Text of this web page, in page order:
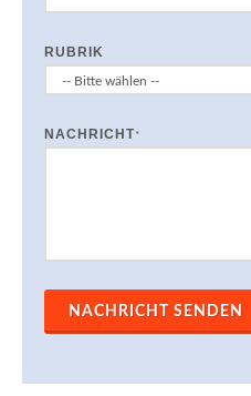
RUBRIK
NACHRICHT*
NACHRICHT SENDEN